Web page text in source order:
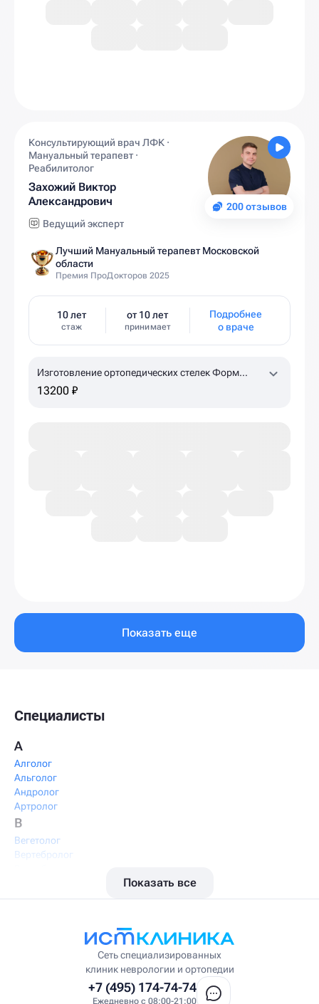
200 отзывов
Консультирующий врач ЛФК ·
Мануальный терапевт ·
Реабилитолог
Захожий Виктор
Александрович
Ведущий эксперт
Лучший Мануальный терапевт Московской
области
Премия ПроДокторов 2025
10 лет
стаж
от 10 лет
принимает
Подробнее
о враче
Изготовление ортопедических стелек Форм
Тотикс
13200 ₽
Показать еще
Специалисты
А
Алголог
Альголог
Андролог
Артролог
В
Вегетолог
Вертебролог
Висцеральный массажист
Врач интегративной медицины
Врач первичного приёма
Показать все
Сеть специализированных
клиник неврологии и ортопедии
+7 (495) 174-74-74
Ежедневно с 08:00-21:00